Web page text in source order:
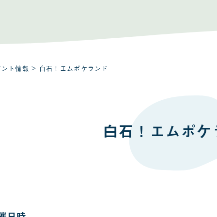
ト情報 > 白石！エムポケランド
白石！エムポ